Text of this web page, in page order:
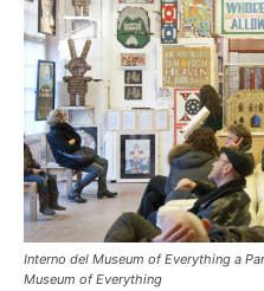
Interno del Museum of Everything a
Museum of Everything
Iscriviti subito alle
Tiffany e
selezionati per te
Completa il form e
gratuitamente la